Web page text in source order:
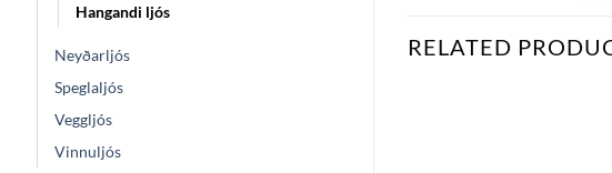
Hangandi ljós
Neyðarljós
Speglaljós
Veggljós
Vinnuljós
RELATED
Bæta